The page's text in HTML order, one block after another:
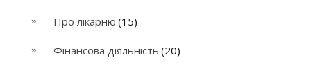
Про лікарню (15)
Фінансова діяльність (20)